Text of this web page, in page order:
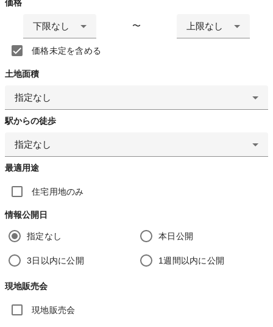
価格
下限なし 〜 上限なし
価格未定を含める
土地面積
指定なし
駅からの徒歩
指定なし
最適用途
住宅用地のみ
情報公開日
指定なし 本日公開
3日以内に公開 1週間以内に公開
現地販売会
現地販売会